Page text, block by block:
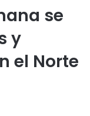
se
y
el Norte